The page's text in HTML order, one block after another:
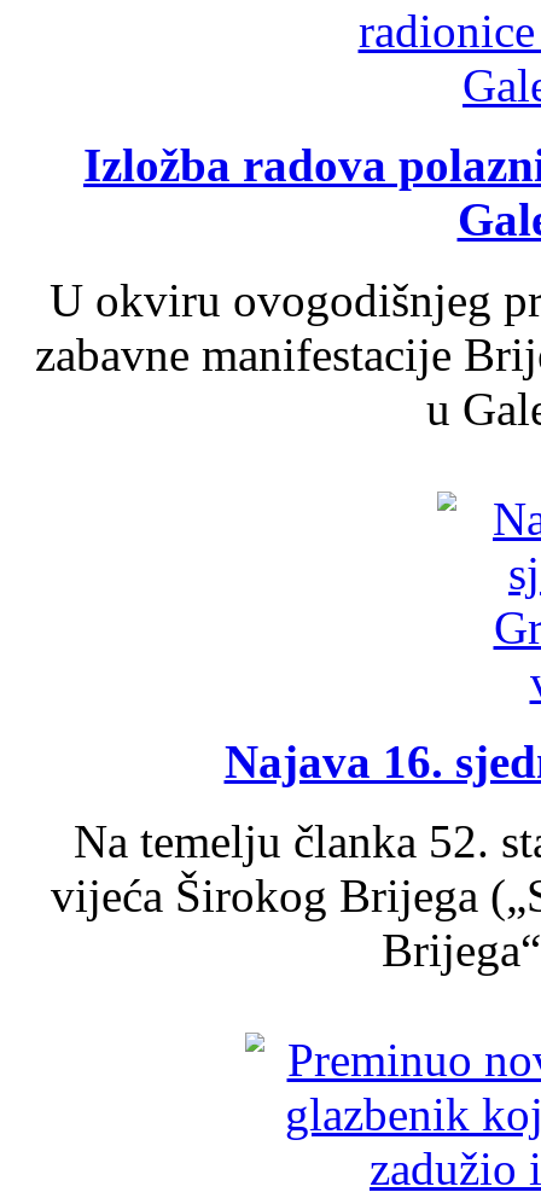
Izložba radova
U okviru ovogodišnjeg
zabavne manifestacije
u
Najava 16.
Na temelju članka 52.
vijeća Širokog Brijega